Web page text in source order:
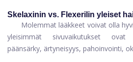
Skelaxinin vs. Flexerilin yleiset
Molemmat lääkkeet voivat olla
yleisimmät sivuvaikutukset ovat
päänsärky, ärtyneisyys, pahoinvointi,